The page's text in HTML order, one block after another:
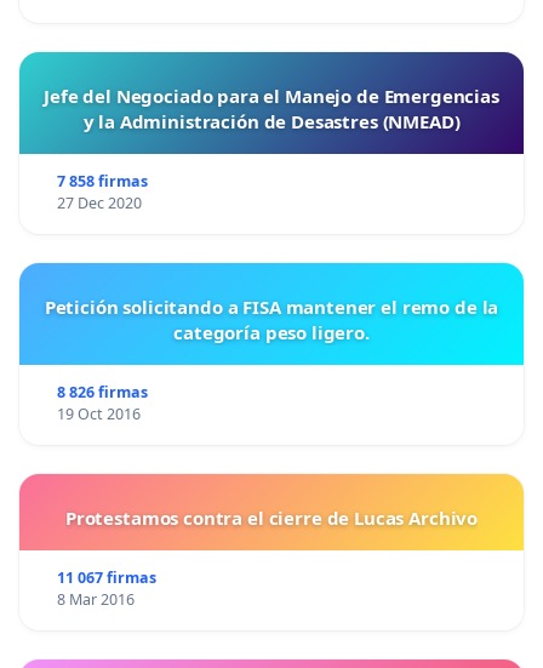
Jefe del Negociado para el Manejo de Emergencias
y la Administración de Desastres (NMEAD)
7 858 firmas
27 Dec 2020
Petición solicitando a FISA mantener el remo de la
categoría peso ligero.
8 826 firmas
19 Oct 2016
Protestamos contra el cierre de Lucas Archivo
11 067 firmas
8 Mar 2016